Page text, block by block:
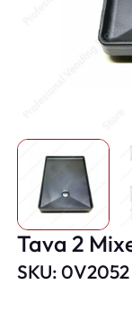
Tava 2
SKU: 0V2052